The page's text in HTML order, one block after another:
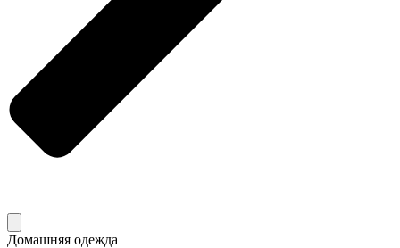
Домашняя одежда